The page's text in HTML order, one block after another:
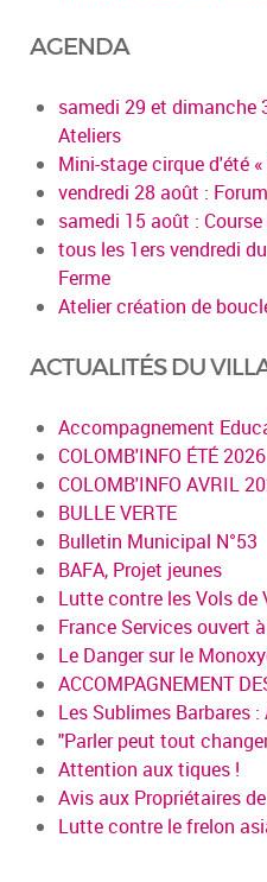
AGENDA
samedi 29 et dimanche
Ateliers
Mini-stage cirque d'été «
vendredi 28 août :
samedi 15 août :
tous les 1ers vendredi
Ferme
Atelier création de
ACTUALITÉS DU
Accompagnement
COLOMB'INFO ÉTÉ 2026
COLOMB'INFO AVRIL
BULLE VERTE
Bulletin Municipal N°53
BAFA, Projet jeunes
Lutte contre les Vols de
France Services ouvert
Le Danger sur le
ACCOMPAGNEMENT
Les Sublimes Barbares
"Parler peut tout
Attention aux tiques !
Avis aux Propriétaires
Lutte contre le frelon